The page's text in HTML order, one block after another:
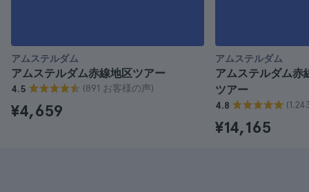
アムステルダム
アムステルダム赤線地区ツアー
4.5 (891 お客様の声)
¥4,659
アムステルダム
アムステルダム赤
ツアー
4.8
¥14,165